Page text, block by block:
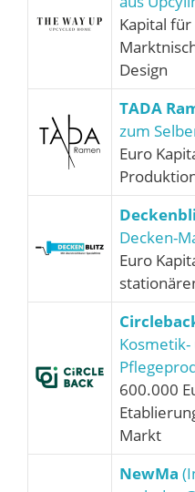
Kapital
Design
TADA
zum
Euro
Decken-
Euro
Kosmetik-
600.000
Markt
NewMa